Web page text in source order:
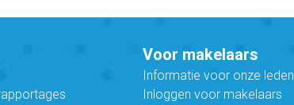
Voor makelaars
Informatie voor onze leden
Inloggen voor makelaars